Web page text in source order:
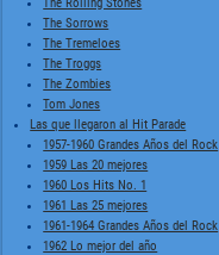
The Sorrows
The Tremeloes
The Troggs
The Zombies
Tom Jones
Las que llegaron al Hit Parade
1957-1960 Grandes Años del Rock
1959 Las 20 mejores
1960 Los Hits No. 1
1961 Las 25 mejores
1961-1964 Grandes Años del Rock
1962 Lo mejor del año